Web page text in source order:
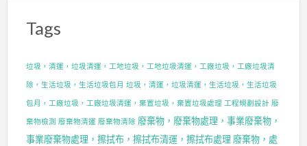
Tags
垃圾，清運，垃圾清運，工地垃圾，工地垃圾清運，工廠垃圾，工廠垃圾清
除，生活垃圾，生活垃圾包月 垃圾，清運，垃圾清運，生活垃圾，生活垃圾
包月，工廠垃圾，工廠垃圾清運，棄置垃圾，棄置垃圾處理 工程規劃設計 廢
棄物檢測 廢棄物清運 廢棄物清除 廢棄物，廢棄物處理，事業廢棄物，
事業廢棄物處理，擦拭布，擦拭布清運，擦拭布處理 廢棄物，處